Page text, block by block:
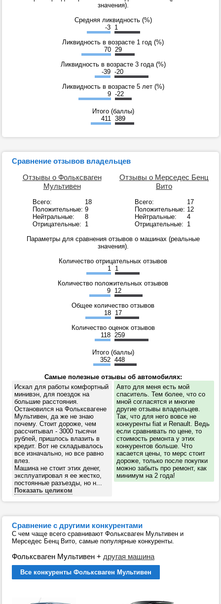
значения).
Средняя ликвидность (%)
-3 1
Ликвидность в возрасте 1 год (%)
70 29
Ликвидность в возрасте 3 года (%)
-39 -20
Ликвидность в возрасте 5 лет (%)
9 -22
Итого (баллы)
411
389
Сравнение отзывов владельцев
Отзывы о Фольксваген
Мультивен
Всего:
18
Положительные: 9
Нейтральные:
8
Отрицательные: 1
Отзывы о Мерседес Бенц
Вито
Всего:
17
Положительные: 12
Нейтральные:
4
Отрицательные: 1
Параметры для сравнения отзывов о машинах (реальные
значения).
Количество отрицательных отзывов
1
1
Количество положительных отзывов
9 12
Общее количество отзывов
18 17
Количество оценок отзывов
118 259
Итого (баллы)
352 448
Самые полезные отзывы об автомобилях:
Искал для работы комфортный
минивэн, для поездок на
большие расстояния.
Остановился на Фольксвагене
Мультивен, да же не знаю
почему. Стоит дороже, чем
рассчитывал - 3000 тысячи
рублей, пришлось влазить в
кредит. Вот не складывалось
все изначально, но все равно
влез.
Машина не стоит этих денег,
эксплуатировал я ее жестко,
постоянные разъезды, но н...
Показать целиком
Авто для меня есть мой
спаситель. Тем более, что со
мной согласятся и многие
другие отзывы владельцев.
Так, что для него вовсе не
конкуренты fiat и Renault. Ведь
если сравнивать по цене, то
стоимость ремонта у этих
конкурентов больше. Что
касается цены, то мерс стоит
дороже, только после покупки
можно забыть про ремонт, как
минимум на 2 года!
Сравнение с другими конкурентами
С чем чаще всего сравнивают Фольксваген Мультивен и
Мерседес Бенц Вито, самые популярные конкуренты.
Фольксваген Мультивен + другая машина
Все конкуренты Фольксваген Мультивен